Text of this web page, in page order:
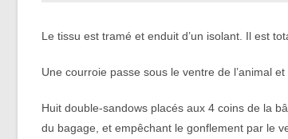
Le tissu est tramé et enduit d’un isolant. Il est
Une courroie passe sous le ventre de l’animal
Huit double-sandows placés aux 4 coins de la
du bagage, et empêchant le gonflement par le